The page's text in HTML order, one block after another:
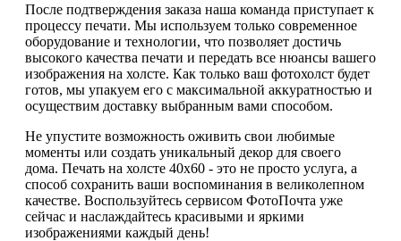
После подтверждения заказа наша команда приступает к
процессу печати. Мы используем только современное
оборудование и технологии, что позволяет достичь
высокого качества печати и передать все нюансы вашего
изображения на холсте. Как только ваш фотохолст будет
готов, мы упакуем его с максимальной аккуратностью и
осуществим доставку выбранным вами способом.
Не упустите возможность оживить свои любимые
моменты или создать уникальный декор для своего
дома. Печать на холсте 40х60 - это не просто услуга, а
способ сохранить ваши воспоминания в великолепном
качестве. Воспользуйтесь сервисом ФотоПочта уже
сейчас и наслаждайтесь красивыми и яркими
изображениями каждый день!